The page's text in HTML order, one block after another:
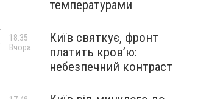
температурами
Київ святкує, фронт
платить кров’ю:
небезпечний контраст
18:35
Вчора